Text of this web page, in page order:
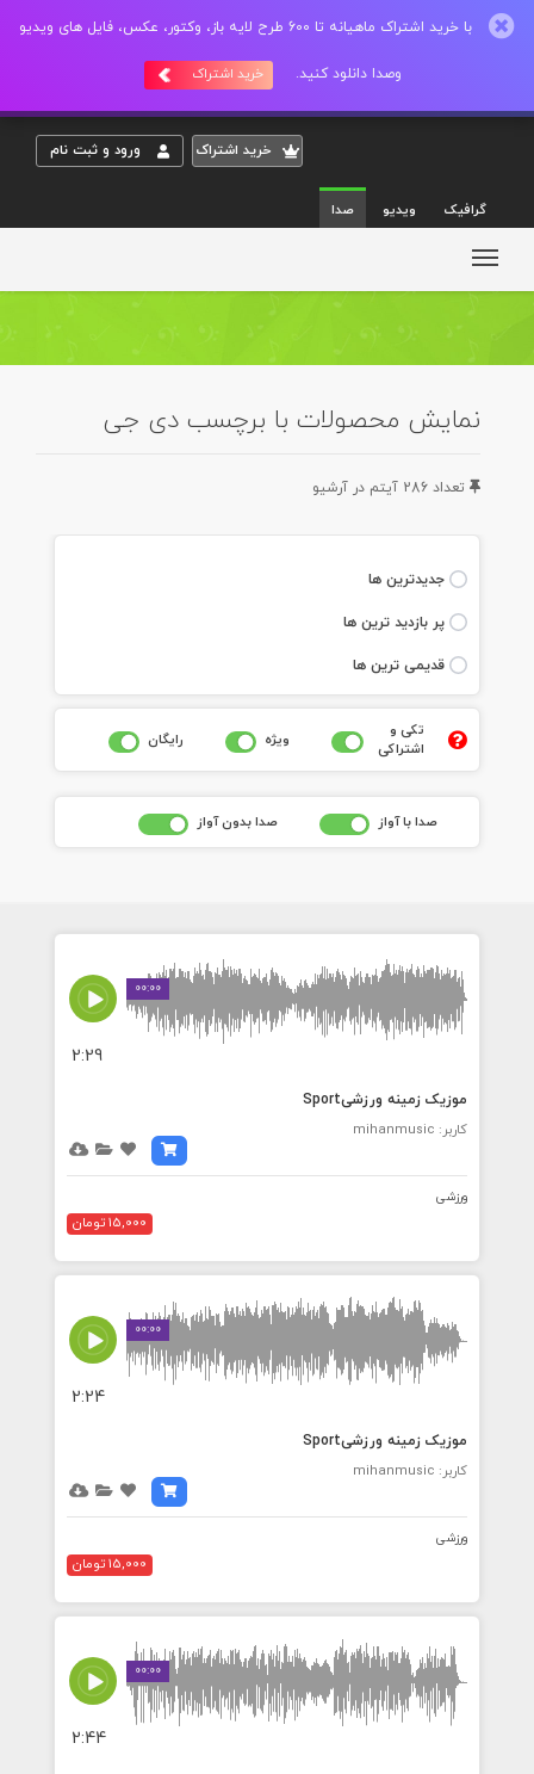
با خرید اشتراک ماهیانه تا 600 طرح لایه باز، وکتور، عکس، فایل های ویدیو
وصدا دانلود کنید. خرید اشتراک
خريد اشتراک ورود و ثبت نام
گرافیک ویدیو صدا
نمایش محصولات با برچسب دی جی
تعداد 286 آيتم در آرشيو
جديدترين ها
پر بازديد ترين ها
قديمی ترين ها
تکی و
اشتراکی
ويژه رايگان
صدا با آواز صدا بدون آواز
00:00
2:29
موزیک زمینه ورزشیSport
کاربر: mihanmusic
ورزشی
15,000 تومان
00:00
2:24
موزیک زمینه ورزشیSport
کاربر: mihanmusic
ورزشی
15,000 تومان
00:00
2:44